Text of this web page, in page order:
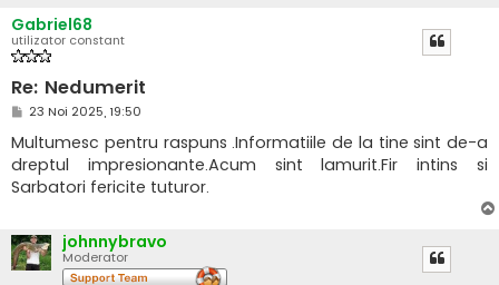
Gabriel68
utilizator constant
Re: Nedumerit
M
s
a
j
23 Noi 2025, 19:50
Multumesc pentru raspuns .Informatiile de la tine sint de-a
dreptul impresionante.Acum sint lamurit.Fir intins si
Sarbatori fericite tuturor.
johnnybravo
Moderator